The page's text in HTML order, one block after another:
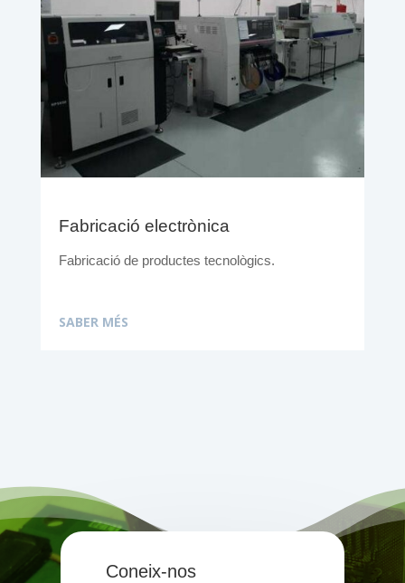
Fabricació electrònica
Fabricació de productes tecnològics.
SABER MÉS
Coneix-nos